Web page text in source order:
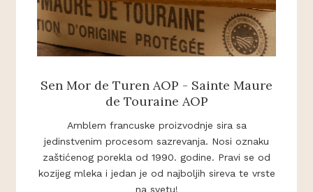
Sen Mor de Turen AOP - Sainte Maure
de Touraine AOP
Amblem francuske proizvodnje sira sa
jedinstvenim procesom sazrevanja. Nosi oznaku
zaštićenog porekla od 1990. godine. Pravi se od
kozijeg mleka i jedan je od najboljih sireva te vrste
na svetu!